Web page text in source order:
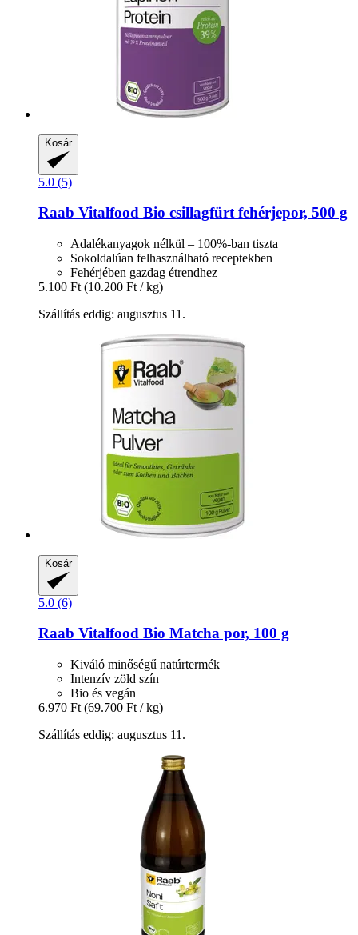
Kosár
5.0 (5)
Raab Vitalfood Bio csillagfürt fehérjepor, 500 g
Adalékanyagok nélkül – 100%-ban tiszta
Sokoldalúan felhasználható receptekben
Fehérjében gazdag étrendhez
5.100 Ft (10.200 Ft / kg)
Szállítás eddig: augusztus 11.
Kosár
5.0 (6)
Raab Vitalfood Bio Matcha por, 100 g
Kiváló minőségű natúrtermék
Intenzív zöld szín
Bio és vegán
6.970 Ft (69.700 Ft / kg)
Szállítás eddig: augusztus 11.